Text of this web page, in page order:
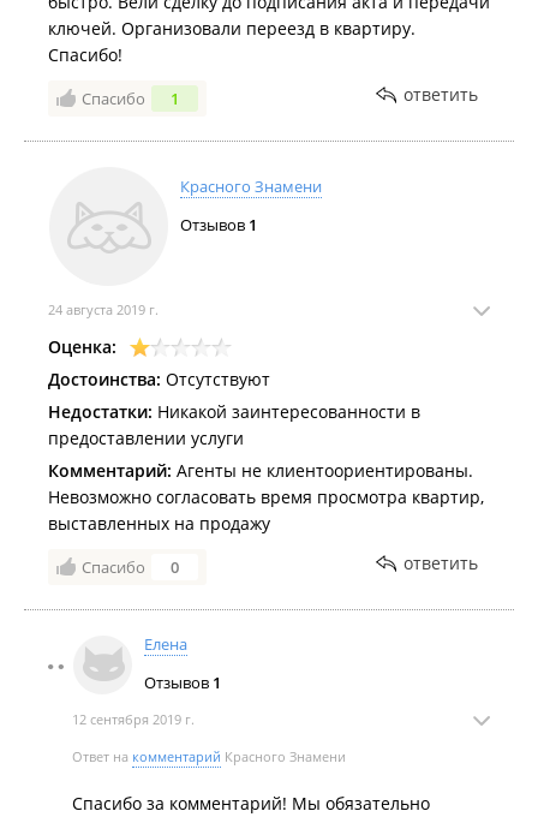
ключей. Организовали переезд в квартиру.
Спасибо!
Спасибо 1 ответить
Красного Знамени
Отзывов 1
24 августа 2019 г.
Оценка:
Достоинства: Отсутствуют
Недостатки: Никакой заинтересованности в
предоставлении услуги
Комментарий: Агенты не клиентоориентированы.
Невозможно согласовать время просмотра квартир,
выставленных на продажу
Спасибо 0 ответить
Елена
Отзывов 1
12 сентября 2019 г.
Ответ на комментарий Красного Знамени
Спасибо за комментарий! Мы обязательно